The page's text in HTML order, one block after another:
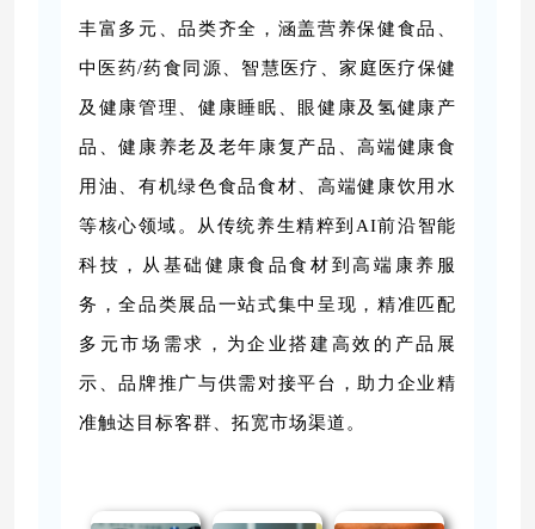
丰富多元、品类齐全，涵盖营养保健食品、
中医药/药食同源、智慧医疗、家庭医疗保健
及健康管理、健康睡眠、眼健康及氢健康产
品、健康养老及老年康复产品、高端健康食
用油、有机绿色食品食材、高端健康饮用水
等核心领域。从传统养生精粹到AI前沿智能
科技，从基础健康食品食材到高端康养服
务，全品类展品一站式集中呈现，精准匹配
多元市场需求，为企业搭建高效的产品展
示、品牌推广与供需对接平台，助力企业精
准触达目标客群、拓宽市场渠道。